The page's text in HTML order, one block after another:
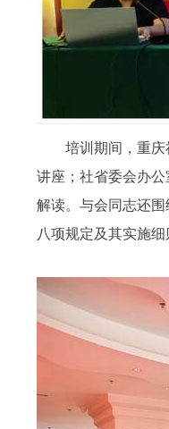
培训期间，重
讲座；社省委会办
解读。与会同志还
八项规定及其实施